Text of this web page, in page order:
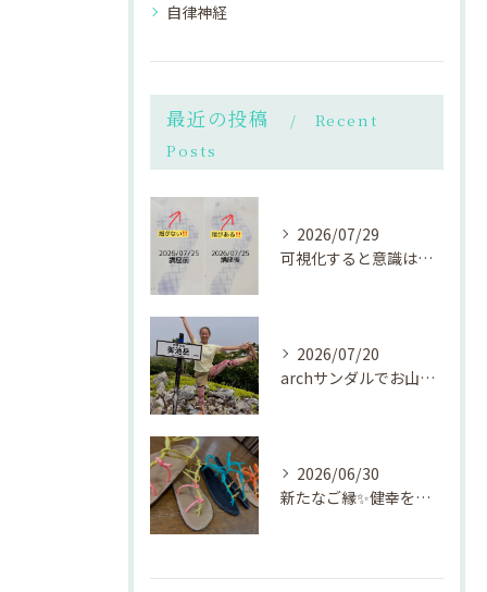
自律神経
最近の投稿
Recent
Posts
2026/07/29
可視化すると意識は変わる👣
2026/07/20
archサンダルでお山遊び👣⸒⸒
2026/06/30
新たなご縁✨健幸をお届けできました✨